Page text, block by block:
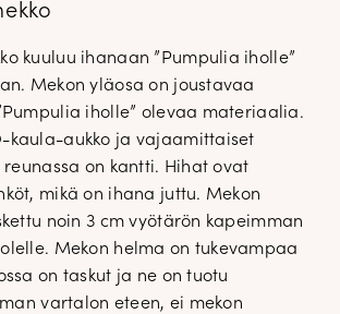
kuuluu ihanaan ”Pumpulia iholle”
Mekon yläosa on joustavaa
iholle” olevaa materiaalia.
kaula-aukko ja vajaamittaiset
reunassa on kantti. Hihat ovat
mikä on ihana juttu. Mekon
noin 3 cm vyötärön kapeimman
Mekon helma on tukevampaa
on taskut ja ne on tuotu
vartalon eteen, ei mekon